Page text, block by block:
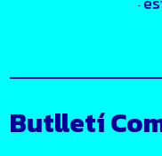
·
Butlletí